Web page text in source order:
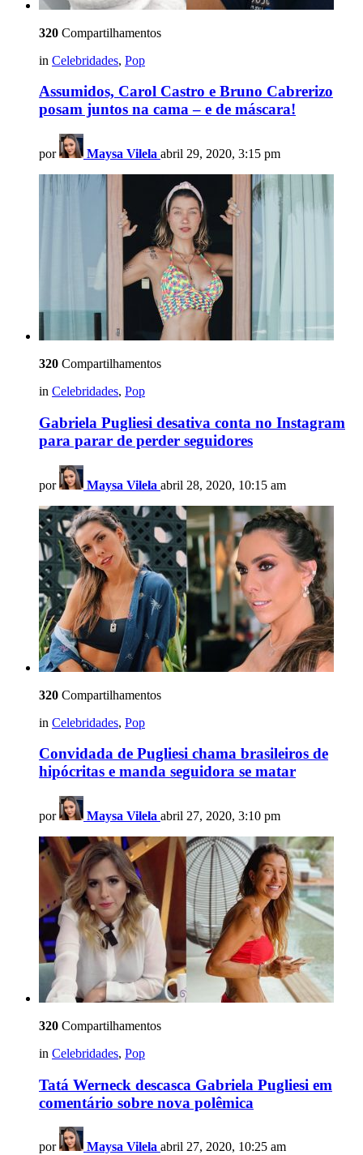
320 Compartilhamentos
in Celebridades, Pop
Assumidos, Carol Castro e Bruno Cabrerizo
posam juntos na cama – e de máscara!
por Maysa Vilela abril 29, 2020, 3:15 pm
320 Compartilhamentos
in Celebridades, Pop
Gabriela Pugliesi desativa conta no Instagram
para parar de perder seguidores
por Maysa Vilela abril 28, 2020, 10:15 am
320 Compartilhamentos
in Celebridades, Pop
Convidada de Pugliesi chama brasileiros de
hipócritas e manda seguidora se matar
por Maysa Vilela abril 27, 2020, 3:10 pm
320 Compartilhamentos
in Celebridades, Pop
Tatá Werneck descasca Gabriela Pugliesi em
comentário sobre nova polêmica
por Maysa Vilela abril 27, 2020, 10:25 am